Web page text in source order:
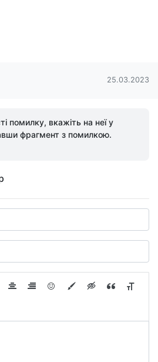
25.03.2023
помилку, вкажіть на неї у
фрагмент з помилкою.